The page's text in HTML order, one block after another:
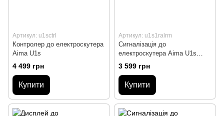
Артикул: u1sctrl
Контролер до електроскутера
Aima U1s
4 499 грн
Купити
Артикул: u1s1ralrm
Сигналізація до
електроскутера Aima U1s
(перша ревізія)
3 599 грн
Купити